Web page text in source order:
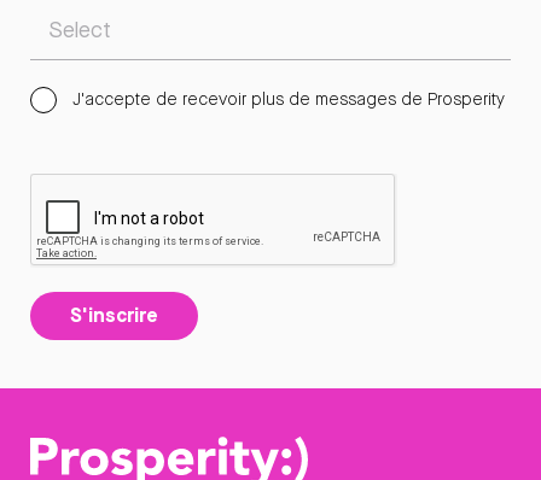
J'accepte de recevoir plus de messages de Prosperity
S'inscrire